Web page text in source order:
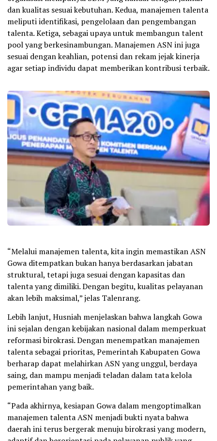
dan kualitas sesuai kebutuhan. Kedua, manajemen talenta
meliputi identifikasi, pengelolaan dan pengembangan
talenta. Ketiga, sebagai upaya untuk membangun talent
pool yang berkesinambungan. Manajemen ASN ini juga
sesuai dengan keahlian, potensi dan rekam jejak kinerja
agar setiap individu dapat memberikan kontribusi terbaik.
“Melalui manajemen talenta, kita ingin memastikan ASN
Gowa ditempatkan bukan hanya berdasarkan jabatan
struktural, tetapi juga sesuai dengan kapasitas dan
talenta yang dimiliki. Dengan begitu, kualitas pelayanan
akan lebih maksimal,” jelas Talenrang.
Lebih lanjut, Husniah menjelaskan bahwa langkah Gowa
ini sejalan dengan kebijakan nasional dalam memperkuat
reformasi birokrasi. Dengan menempatkan manajemen
talenta sebagai prioritas, Pemerintah Kabupaten Gowa
berharap dapat melahirkan ASN yang unggul, berdaya
saing, dan mampu menjadi teladan dalam tata kelola
pemerintahan yang baik.
“Pada akhirnya, kesiapan Gowa dalam mengoptimalkan
manajemen talenta ASN menjadi bukti nyata bahwa
daerah ini terus bergerak menuju birokrasi yang modern,